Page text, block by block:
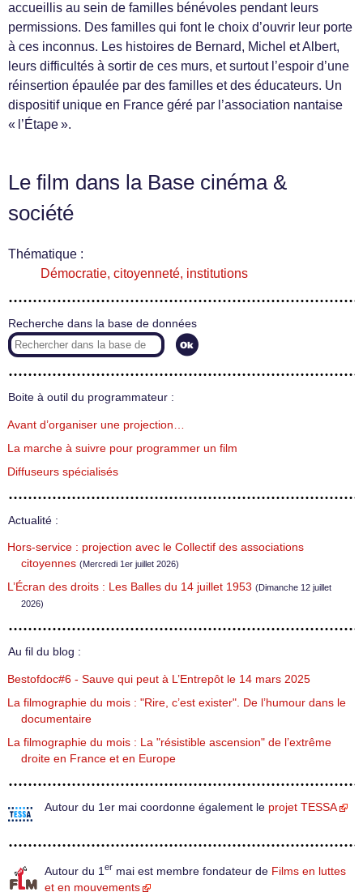
accueillis au sein de familles bénévoles pendant leurs
permissions. Des familles qui font le choix d’ouvrir leur porte
à ces inconnus. Les histoires de Bernard, Michel et Albert,
leurs difficultés à sortir de ces murs, et surtout l’espoir d’une
réinsertion épaulée par des familles et des éducateurs. Un
dispositif unique en France géré par l’association nantaise
« l’Étape ».
Le film dans la Base cinéma &
société
Thématique :
Démocratie, citoyenneté, institutions
Recherche dans la base de données
Boite à outil du programmateur :
Avant d’organiser une projection…
La marche à suivre pour programmer un film
Diffuseurs spécialisés
Actualité :
Hors-service : projection avec le Collectif des associations
citoyennes (Mercredi 1er juillet 2026)
L’Écran des droits : Les Balles du 14 juillet 1953 (Dimanche 12 juillet
2026)
Au fil du blog :
Bestofdoc#6 - Sauve qui peut à L’Entrepôt le 14 mars 2025
La filmographie du mois : "Rire, c’est exister". De l’humour dans le
documentaire
La filmographie du mois : La "résistible ascension" de l’extrême
droite en France et en Europe
Autour du 1er mai coordonne également le projet TESSA
Autour du 1 er mai est membre fondateur de Films en luttes
et en mouvements